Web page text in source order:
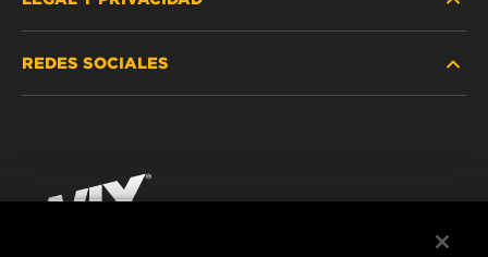
DÓNDE COMPRAR
¡CONTÁCTENOS!
IMPRESSUM
REDES SOCIALES
YouTube